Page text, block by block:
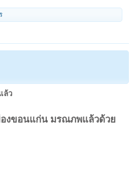
ล้ว
องขอนแก่น มรณภพแล้วด้วย